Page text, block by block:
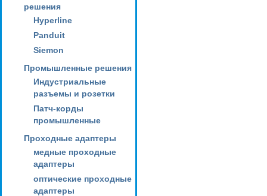
решения
Hyperline
Panduit
Siemon
Промышленные решения
Индустриальные
разъемы и розетки
Патч-корды
промышленные
Проходные адаптеры
медные проходные
адаптеры
оптические проходные
адаптеры